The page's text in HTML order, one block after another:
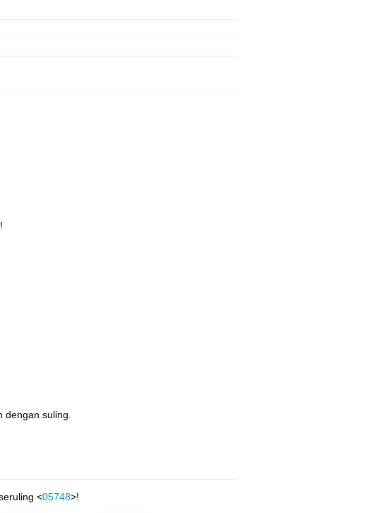
dengan suling.
<05748>!